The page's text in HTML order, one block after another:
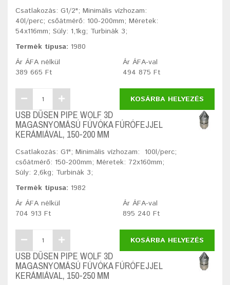
Csatlakozás: G1/2"; Minimális vízhozam:
40l/perc; csőátmérő: 100-200mm; Méretek:
54x116mm; Súly: 1,1kg; Turbinák 3;
Termék típusa: 1980
Ár ÁFA nélkül
389 665 Ft
Ár ÁFA-val
494 875 Ft
KOSÁRBA HELYEZÉS
USB DÜSEN PIPE WOLF 3D
MAGASNYOMÁSÚ FÚVÓKA FÚRÓFEJJEL
KERÁMIÁVAL, 150-200 MM
Csatlakozás: G1"; Minimális vízhozam: 100l/perc;
csőátmérő: 150-200mm; Méretek: 72x160mm;
Súly: 2,6kg; Turbinák 3;
Termék típusa: 1982
Ár ÁFA nélkül
704 913 Ft
Ár ÁFA-val
895 240 Ft
KOSÁRBA HELYEZÉS
USB DÜSEN PIPE WOLF 3D
MAGASNYOMÁSÚ FÚVÓKA FÚRÓFEJJEL
KERÁMIÁVAL, 150-250 MM